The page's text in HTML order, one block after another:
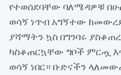
የተወሰደባቸው ባለሜዳዎቹ
ወሳኝ ነጥብ አግኝተው
ያሻማትን ኳስ በግንባሩ
ካስቆጠርኳቸው ግቦች ምርጧ
ወሳኝ ነበር። ቡድናችን